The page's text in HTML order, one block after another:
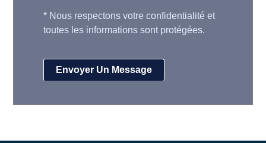
* Nous respectons votre confidentialité et
toutes les informations sont protégées.